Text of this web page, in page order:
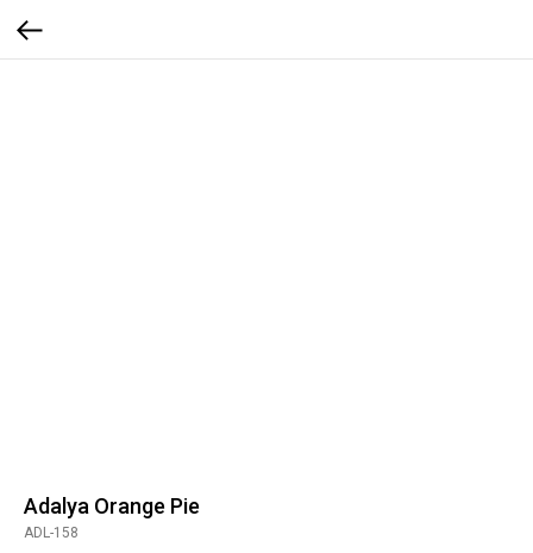
Adalya Orange Pie
ADL-158